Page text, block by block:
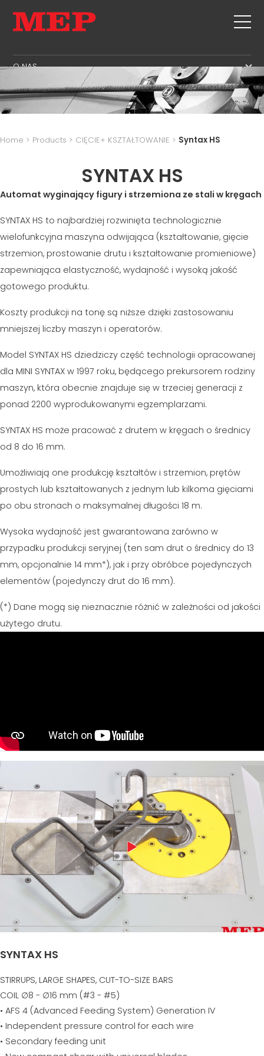
O NAS
O NAS
SUSTAINABILITY
SERWIS
PRODUKTY
PROSTOWANIE
CIĘCIE NA MIARĘ
GIĘCIE /KSZTAŁTOWANIE
PALE/KLATKI
KRATOWNICA FILIGRANOWA
SIATKA
MASZYNY UŻYWANE Z CERTYFIKATEM I Z GWARANCJĄ
MBS
STREFA PRODUKCJI
STREFA ŁAŃCUCHA DOSTAW
SUPPLY CHAIN
WORKPLACE SAFETY
LANGUAGE COURSES
EFFECTIVE COMMUNICATION
SKONTAKTUJ SIĘ Z NAMI
KARIERA
MEP IN THE WORLD
SALES NETWORK
Home > Products > CIĘCIE+ KSZTAŁTOWANIE > Syntax HS
SYNTAX HS
Automat wyginający figury i strzemiona ze stali w kręgach
SYNTAX HS to najbardziej rozwinięta technologicznie
wielofunkcyjna maszyna odwijająca (kształtowanie, gięcie
strzemion, prostowanie drutu i kształtowanie promieniowe)
zapewniająca elastyczność, wydajność i wysoką jakość
gotowego produktu.
Koszty produkcji na tonę są niższe dzięki zastosowaniu
mniejszej liczby maszyn i operatorów.
Model SYNTAX HS dziedziczy część technologii opracowanej
dla MINI SYNTAX w 1997 roku, będącego prekursorem rodziny
maszyn, która obecnie znajduje się w trzeciej generacji z
ponad 2200 wyprodukowanymi egzemplarzami.
SYNTAX HS może pracować z drutem w kręgach o średnicy
od 8 do 16 mm.
Umożliwiają one produkcję kształtów i strzemion, prętów
prostych lub kształtowanych z jednym lub kilkoma gięciami
po obu stronach o maksymalnej długości 18 m.
Wysoka wydajność jest gwarantowana zarówno w
przypadku produkcji seryjnej (ten sam drut o średnicy do 13
mm, opcjonalnie 14 mm*), jak i przy obróbce pojedynczych
elementów (pojedynczy drut do 16 mm).
(*) Dane mogą się nieznacznie różnić w zależności od jakości
użytego drutu.
SYNTAX HS
STIRRUPS, LARGE SHAPES, CUT-TO-SIZE BARS
COIL ∅8 - ∅16 mm (#3 - #5)
• AFS 4 (Advanced Feeding System) Generation IV
• Independent pressure control for each wire
• Secondary feeding unit